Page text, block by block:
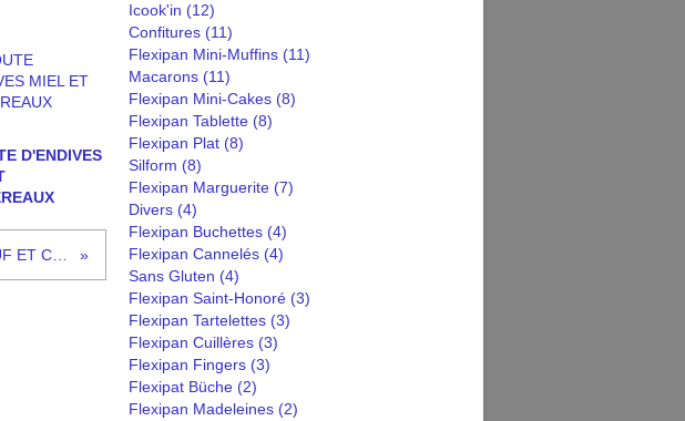
D'ENDIVES
TOMATES CONFITES FARCIES A L'OEUF ET CHORIZO
Icook'in (12)
Confitures (11)
Flexipan Mini-Muffins (11)
Macarons (11)
Flexipan Mini-Cakes (8)
Flexipan Tablette (8)
Flexipan Plat (8)
Silform (8)
Flexipan Marguerite (7)
Divers (4)
Flexipan Buchettes (4)
Flexipan Cannelés (4)
Sans Gluten (4)
Flexipan Saint-Honoré (3)
Flexipan Tartelettes (3)
Flexipan Cuillères (3)
Flexipan Fingers (3)
Flexipat Büche (2)
Flexipan Madeleines (2)